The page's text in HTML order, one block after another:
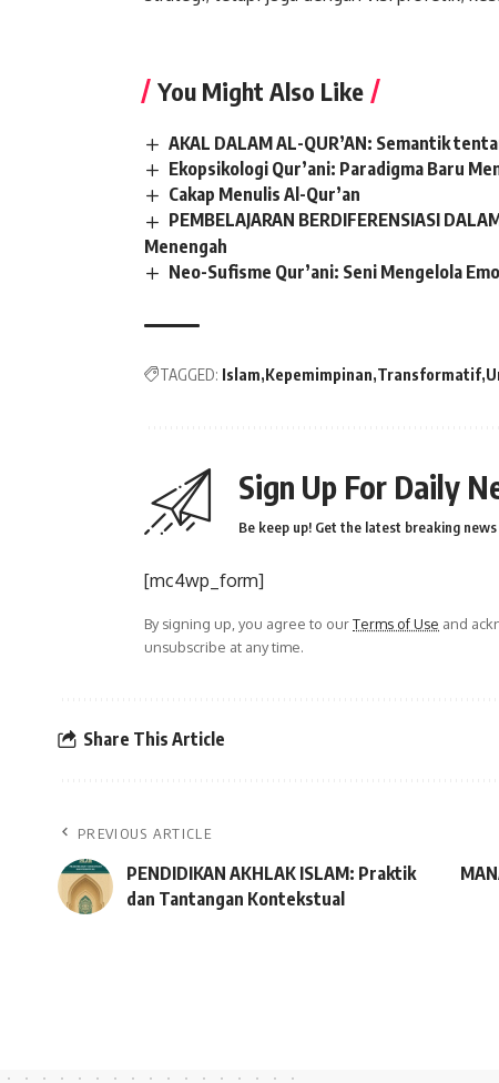
You Might Also Like
AKAL DALAM AL-QUR’AN: Semantik
Ekopsikologi Qur’ani: Paradigma Baru
Cakap Menulis Al-Qur’an
PEMBELAJARAN BERDIFERENSIASI
Menengah
Neo-Sufisme Qur’ani: Seni Mengelola
TAGGED: Islam Kepemimpinan Transformatif
Sign Up For Daily
Be keep up! Get the latest breaking
[mc4wp_form]
By signing up, you agree to ourTerms of Use and
unsubscribe at any time.
Share This Article
PREVIOUS ARTICLE
PENDIDIKAN AKHLAK ISLAM: Praktik
dan Tantangan Kontekstual